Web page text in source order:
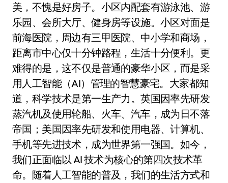
美，不愧是好房子。小区内配套有游泳池、游
乐园、会所大厅、健身房等设施。小区对面是
前海医院，周边有三甲医院、中小学和商场，
距离市中心仅十分钟路程，生活十分便利。更
难得的是，这不仅是普通的豪华小区，而是采
用人工智能（AI）管理的智慧豪宅。大家都知
道，科学技术是第一生产力。英国因率先研发
蒸汽机及使用轮船、火车、汽车，成为日不落
帝国；美国因率先研发和使用电器、计算机、
手机等先进技术，成为世界第一强国。如今，
我们正面临以 AI 技术为核心的第四次技术革
命。随着人工智能的普及，我们的生活方式和